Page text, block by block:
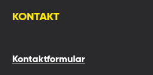
KONTAKT
Kontaktformular